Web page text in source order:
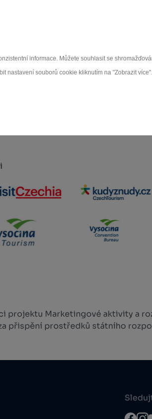
informace. Můžete souhlasit se
nastavení souborů cookie kliknutím na "Zobrazit více".
Odebírat
projektu Marketingové aktivity a
přispění prostředků státního